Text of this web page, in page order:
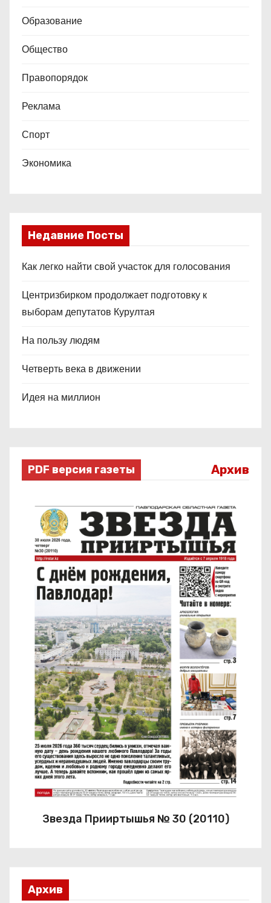
Образование
Общество
Правопорядок
Реклама
Спорт
Экономика
Недавние Посты
Как легко найти свой участок для голосования
Центризбирком продолжает подготовку к
выборам депутатов Курултая
На пользу людям
Четверть века в движении
Идея на миллион
PDF версия газеты Архив
Звезда Прииртышья № 30 (20110)
Архив